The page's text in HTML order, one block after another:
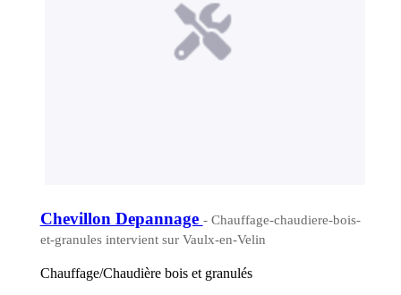
Chevillon Depannage - Chauffage-chaudiere-bois-
et-granules intervient sur Vaulx-en-Velin
Chauffage/Chaudière bois et granulés